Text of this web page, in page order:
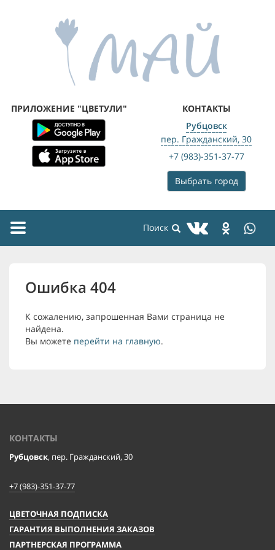
ПРИЛОЖЕНИЕ "ЦВЕТУЛИ"
КОНТАКТЫ
Рубцовск
пер. Гражданский, 30
+7 (983)-351-37-77
Выбрать город
Toggle
Ошибка 404
К сожалению, запрошенная Вами страница не
найдена.
Вы можете перейти на главную.
КОНТАКТЫ
Рубцовск, пер. Гражданский, 30
+7 (983)-351-37-77
ЦВЕТОЧНАЯ ПОДПИСКА
ГАРАНТИЯ ВЫПОЛНЕНИЯ ЗАКАЗОВ
ПАРТНЕРСКАЯ ПРОГРАММА